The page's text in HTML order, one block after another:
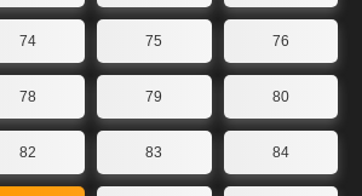
74 75 76
78 79 80
82 83 84